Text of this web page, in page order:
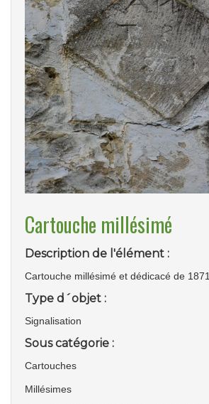
Cartouche millésimé
Description de l'élément :
Cartouche millésimé et dédicacé de 1871.
Type d´objet :
Signalisation
Sous catégorie :
Cartouches
Millésimes